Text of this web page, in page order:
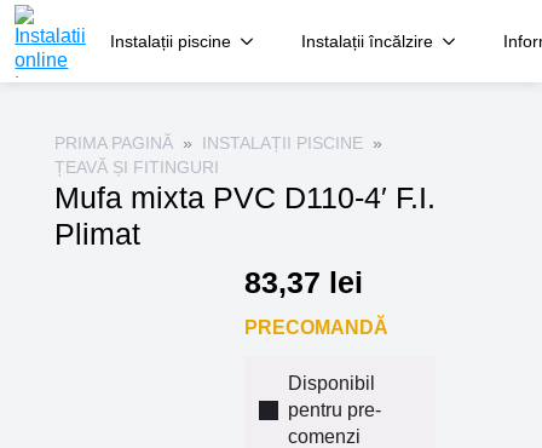
Instalații piscine Instalații încălzire
PRIMA PAGINĂ
INSTALAȚII PISCINE
ȚEAVĂ ȘI FITINGURI
Mufa mixta PVC D110-4′ F.I.
Plimat
83,37 lei
PRECOMANDĂ
Disponibil
pentru pre-
comenzi